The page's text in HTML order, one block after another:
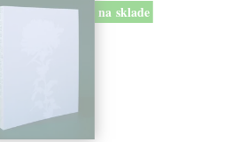
na sklade